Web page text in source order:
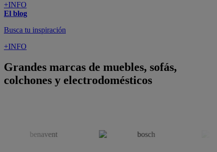
+INFO
El blog
Busca tu inspiración
+INFO
Grandes marcas de muebles, sofás,
colchones y electrodomésticos